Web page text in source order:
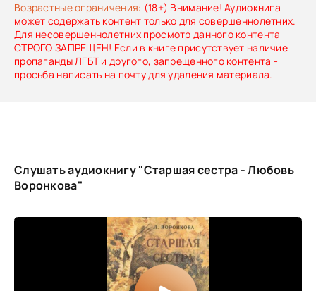
Возрастные ограничения: (18+) Внимание! Аудиокнига
может содержать контент только для совершеннолетних.
Для несовершеннолетних просмотр данного контента
СТРОГО ЗАПРЕЩЕН! Если в книге присутствует наличие
пропаганды ЛГБТ и другого, запрещенного контента -
просьба написать на почту для удаления материала.
Слушать аудиокнигу "Старшая сестра - Любовь
Воронкова"